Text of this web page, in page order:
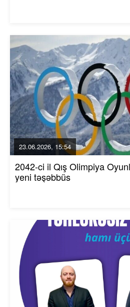
23.06.2026, 15:54
2042-ci il Qış Olimpiya
yeni təşəbbüs